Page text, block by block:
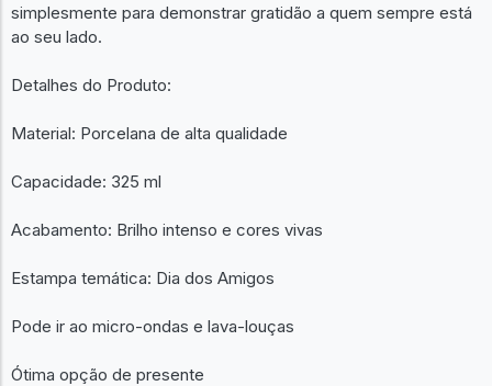
simplesmente para demonstrar gratidão a quem sempre está
ao seu lado.
Detalhes do Produto:
Material: Porcelana de alta qualidade
Capacidade: 325 ml
Acabamento: Brilho intenso e cores vivas
Estampa temática: Dia dos Amigos
Pode ir ao micro-ondas e lava-louças
Ótima opção de presente